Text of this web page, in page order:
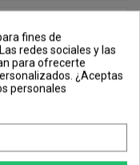
fines de
redes sociales y las
para ofrecerte
¿Aceptas
personales